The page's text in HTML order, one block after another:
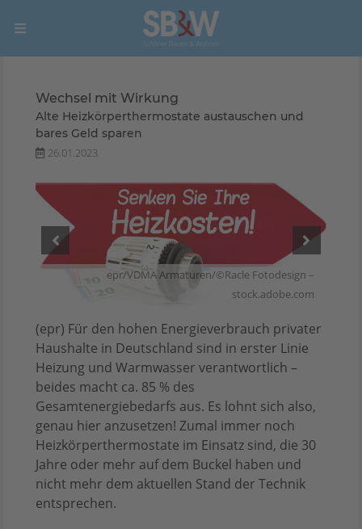
Wechsel mit Wirkung
Alte Heizkörperthermostate austauschen und
bares Geld sparen
26.01.2023
epr/VDMA Armaturen/©Racle Fotodesign –
stock.adobe.com
(epr) Für den hohen Energieverbrauch privater
Haushalte in Deutschland sind in erster Linie
Heizung und Warmwasser verantwortlich –
beides macht ca. 85 % des
Gesamtenergiebedarfs aus. Es lohnt sich also,
genau hier anzusetzen! Zumal immer noch
Heizkörperthermostate im Einsatz sind, die 30
Jahre oder mehr auf dem Buckel haben und
nicht mehr dem aktuellen Stand der Technik
entsprechen.